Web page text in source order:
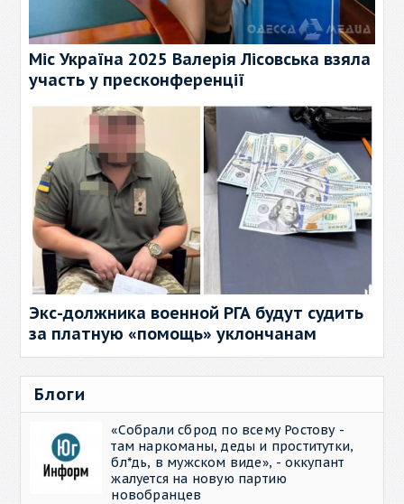
Міс Україна 2025 Валерія Лісовська взяла
участь у пресконференції
Экс-должника военной РГА будут судить
за платную «помощь» уклончанам
Блоги
«Собрали сброд по всему Ростову -
там наркоманы, деды и проститутки,
бл*дь, в мужском виде», - оккупант
жалуется на новую партию
новобранцев